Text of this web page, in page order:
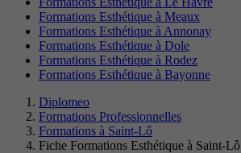
Formations Esthétique à Meaux
Formations Esthétique à Annonay
Formations Esthétique à Dole
Formations Esthétique à Rodez
Formations Esthétique à Bayonne
Diplomeo
Formations Professionnelles
Formations à Saint-Lô
Fiche Formations Esthétique à Saint-Lô